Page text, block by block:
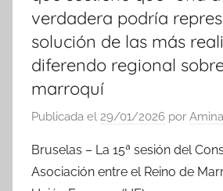
verdadera podría
solución de las más
diferendo regional
marroquí
Publicada el 29/01/2026 por
Bruselas – La 15ª sesión del
Asociación entre el Reino de